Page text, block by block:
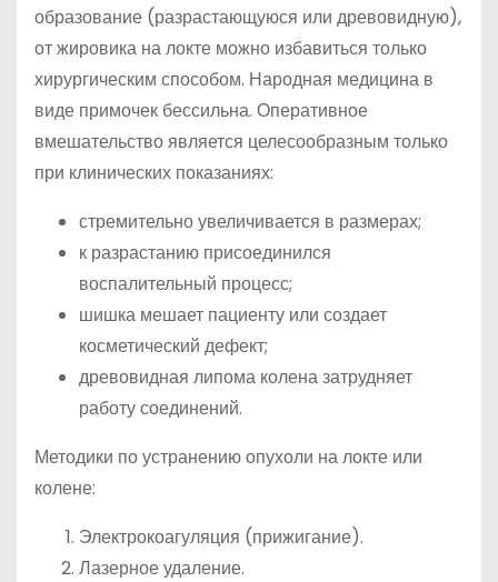
образование (разрастающуюся или древовидную),
от жировика на локте можно избавиться только
хирургическим способом. Народная медицина в
виде примочек бессильна. Оперативное
вмешательство является целесообразным только
при клинических показаниях:
стремительно увеличивается в размерах;
к разрастанию присоединился
воспалительный процесс;
шишка мешает пациенту или создает
косметический дефект;
древовидная липома колена затрудняет
работу соединений.
Методики по устранению опухоли на локте или
колене:
Электрокоагуляция (прижигание).
Лазерное удаление.